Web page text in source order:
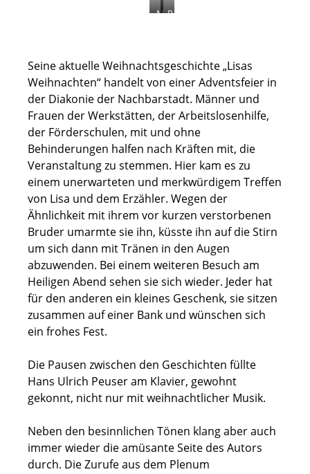
M
k
a
i
s
c
h
s
I
n
t
e
r
m
e
z
o
v
a
n
s
r
i
P
R
e
i
n
g
m
t
K
a
u
s
V
ö
l
k
m
a
F
o
t
F
.
Seine aktuelle Weihnachtsgeschichte „Lisas
Weihnachten“ handelt von einer Adventsfeier in
der Diakonie der Nachbarstadt. Männer und
Frauen der Werkstätten, der Arbeitslosenhilfe,
der Förderschulen, mit und ohne
Behinderungen halfen nach Kräften mit, die
Veranstaltung zu stemmen. Hier kam es zu
einem unerwarteten und merkwürdigem Treffen
von Lisa und dem Erzähler. Wegen der
Ähnlichkeit mit ihrem vor kurzen verstorbenen
Bruder umarmte sie ihn, küsste ihn auf die Stirn
um sich dann mit Tränen in den Augen
abzuwenden. Bei einem weiteren Besuch am
Heiligen Abend sehen sie sich wieder. Jeder hat
für den anderen ein kleines Geschenk, sie sitzen
zusammen auf einer Bank und wünschen sich
ein frohes Fest.
Die Pausen zwischen den Geschichten füllte
Hans Ulrich Peuser am Klavier, gewohnt
gekonnt, nicht nur mit weihnachtlicher Musik.
Neben den besinnlichen Tönen klang aber auch
immer wieder die amüsante Seite des Autors
durch. Die Zurufe aus dem Plenum